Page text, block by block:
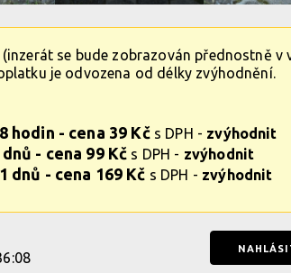
se bude zobrazován přednostně v
je odvozena od délky zvýhodnění.
hodin - cena 39 Kčs DPH - zvýhodnit
dnů - cena 99 Kč s DPH - zvýhodnit
dnů - cena 169 Kč s DPH - zvýhodnit